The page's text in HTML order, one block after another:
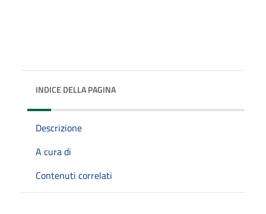
INDICE DELLA PAGINA
Descrizione
A cura di
Contenuti correlati